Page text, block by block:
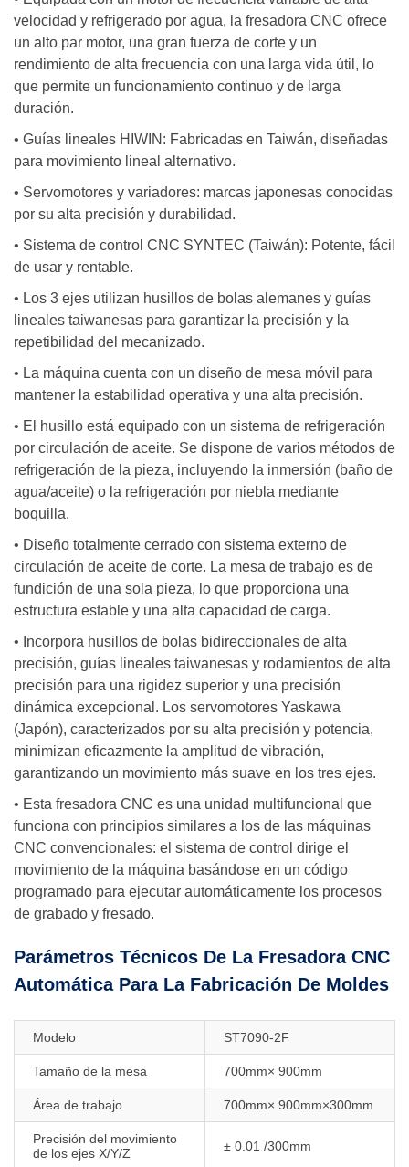
velocidad y refrigerado por agua, la fresadora CNC ofrece
un alto par motor, una gran fuerza de corte y un
rendimiento de alta frecuencia con una larga vida útil, lo
que permite un funcionamiento continuo y de larga
duración.
• Guías lineales HIWIN: Fabricadas en Taiwán, diseñadas
para movimiento lineal alternativo.
• Servomotores y variadores: marcas japonesas conocidas
por su alta precisión y durabilidad.
• Sistema de control CNC SYNTEC (Taiwán): Potente, fácil
de usar y rentable.
• Los 3 ejes utilizan husillos de bolas alemanes y guías
lineales taiwanesas para garantizar la precisión y la
repetibilidad del mecanizado.
• La máquina cuenta con un diseño de mesa móvil para
mantener la estabilidad operativa y una alta precisión.
• El husillo está equipado con un sistema de refrigeración
por circulación de aceite. Se dispone de varios métodos de
refrigeración de la pieza, incluyendo la inmersión (baño de
agua/aceite) o la refrigeración por niebla mediante
boquilla.
• Diseño totalmente cerrado con sistema externo de
circulación de aceite de corte. La mesa de trabajo es de
fundición de una sola pieza, lo que proporciona una
estructura estable y una alta capacidad de carga.
• Incorpora husillos de bolas bidireccionales de alta
precisión, guías lineales taiwanesas y rodamientos de alta
precisión para una rigidez superior y una precisión
dinámica excepcional. Los servomotores Yaskawa
(Japón), caracterizados por su alta precisión y potencia,
minimizan eficazmente la amplitud de vibración,
garantizando un movimiento más suave en los tres ejes.
• Esta fresadora CNC es una unidad multifuncional que
funciona con principios similares a los de las máquinas
CNC convencionales: el sistema de control dirige el
movimiento de la máquina basándose en un código
programado para ejecutar automáticamente los procesos
de grabado y fresado.
Parámetros Técnicos De La Fresadora CNC
Automática Para La Fabricación De Moldes
Modelo ST7090-2F
Tamaño de la mesa 700mm× 900mm
Área de trabajo 700mm× 900mm×300mm
Precisión del movimiento
de los ejes X/Y/Z
± 0.01 /300mm